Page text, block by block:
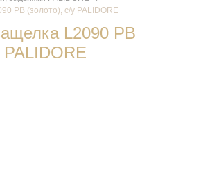
PB (золото), с/у PALIDORE
L2090 PB
PALIDORE